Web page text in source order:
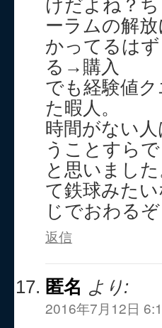
けだよね？
ーラムの解
かってるは
る→購入
でも経験値
た暇人。
時間がない
うことすら
と思いまし
て鉄球みた
じでおわるぞ
返信
匿名 より:
2016年7月12日